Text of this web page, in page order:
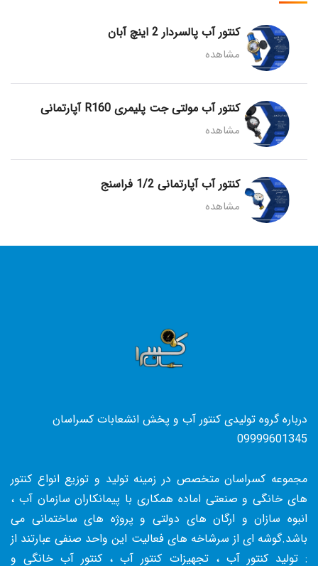
کنتور آب پالسردار 2 اینچ آبان
مشاهده
کنتور آب مولتی جت پلیمری R160 آپارتمانی
مشاهده
کنتور آب آپارتمانی 1/2 فراسنج
مشاهده
درباره گروه تولیدی کنتور آب و پخش انشعابات کسراسان
09999601345
مجموعه کسراسان متخصص در زمینه تولید و توزیع انواع کنتور
های خانگی و صنعتی اماده همکاری با پیمانکاران سازمان آب ،
انبوه سازان و ارگان های دولتی و پروژه های ساختمانی می
باشد.گوشه ای از سرشاخه های فعالیت این واحد صنفی عبارتند از
: تولید کنتور آب ، تجهیزات کنتور آب ، کنتور آب خانگی و